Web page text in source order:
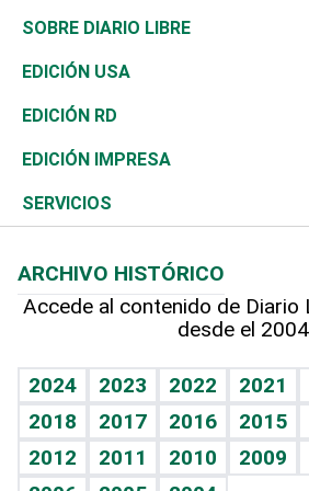
José Boquete
Reportajes
Asia
África
Ocenanía
Caribe
Resto del mundo
Consumo
Vivienda
Telecom.
Global y variable
Economía personal
Belleza
Buena Vida
Sociales
Novedades
Podcast Arte Libre
Hablando con el pediatra
Vida y familia
Eñe
Celebrando la vida
Golf
Ciclismo
Tenis
Olimpismo
Más deportes
Línea de hit
TBT Deportivo
De buena tinta
En Directo
El Espía
Noticiero Poteleche
Columnistas
Más firmas
Clima
Tecnología
Historia
Martes de tecnología
Cambio climático
Mundo
Economía
Revista
Deportes
Opinión
Hecho en casa
Guía del dinero
SOBRE DIARIO LIBRE
EDICIÓN USA
EDICIÓN RD
EDICIÓN IMPRESA
SERVICIOS
Cumpleaños
Horóscopos
Crucigramas
ARCHIVO HISTÓRICO
Accede al contenido de Diario
desde el
2024 2023 2022 2021
2018
2017 2016 2015
2012
2011 2010 2009